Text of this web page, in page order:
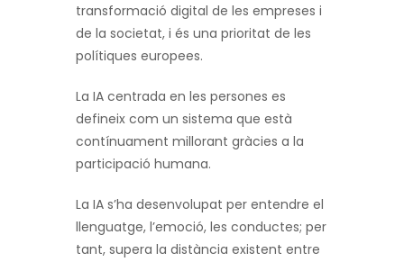
transformació digital de les empreses i
de la societat, i és una prioritat de les
polítiques europees.
La IA centrada en les persones es
defineix com un sistema que està
contínuament millorant gràcies a la
participació humana.
La IA s’ha desenvolupat per entendre el
llenguatge, l’emoció, les conductes; per
tant, supera la distància existent entre